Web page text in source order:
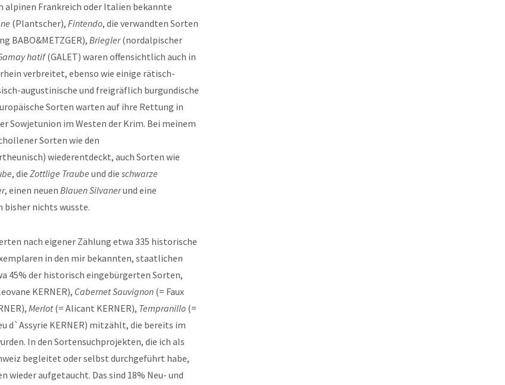
alpinen Frankreich oder Italien bekannte
(Plantscher), Fintendo, die verwandten Sorten
BABO&METZGER), Briegler(nordalpischer
hatif(GALET) waren offensichtlich auch in
verbreitet, ebenso wie einige rätisch-
augustinische und freigräflich burgundische
Sorten warten auf ihre Rettung in
Sowjetunion im Westen der Krim. Bei meinem
Sorten wie den
wiederentdeckt, auch Sorten wie
, die Zottlige Traube und die schwarze
, einen neuen Blauen Silvanerund eine
bisher nichts wusste.
nach eigener Zählung etwa 335 historische
in den mir bekannten, staatlichen
45% der historisch eingebürgerten Sorten,
KERNER), Cabernet Sauvignon (= Faux
Merlot(= Alicant KERNER), Tempranillo (=
d`Assyrie KERNER) mitzählt, die bereits im
In den Sortensuchprojekten, die ich als
begleitet oder selbst durchgeführt habe,
wieder aufgetaucht. Das sind 18% Neu- und